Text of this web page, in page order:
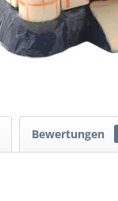
Bewertungen